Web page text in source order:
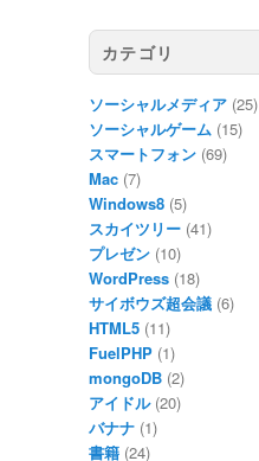
カテゴリ
ソーシャルメディア (25)
ソーシャルゲーム (15)
スマートフォン (69)
Mac (7)
Windows8 (5)
スカイツリー (41)
プレゼン (10)
WordPress (18)
サイボウズ超会議 (6)
HTML5 (11)
FuelPHP (1)
mongoDB (2)
アイドル(20)
バナナ (1)
書籍 (24)